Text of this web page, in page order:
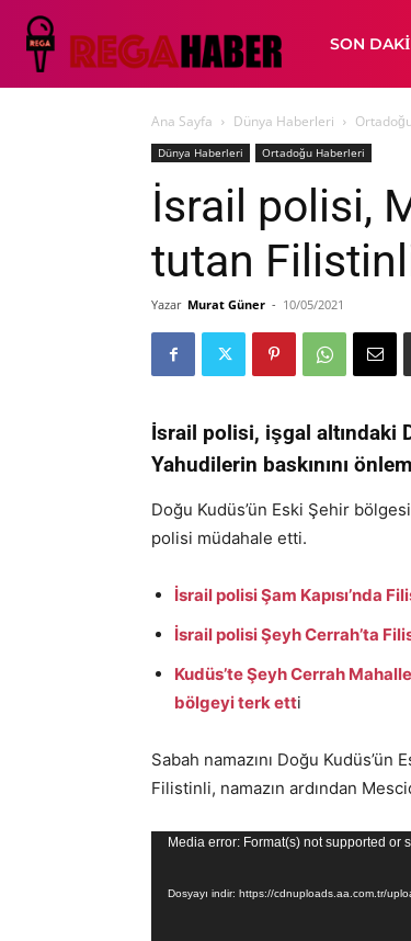
SON
Ana Sayfa Dünya Haberleri
Dünya Haberleri Ortadoğu Haberleri
İsrail polisi,
tutan
Yazar Murat Güner - 10/05/2021
İsrail polisi, işgal altındaki
Yahudilerin baskınını
Doğu Kudüs’ün Eski Şehir
polisi müdahale etti.
İsrail polisi Şam Kapısı’nda
İsrail polisi Şeyh Cerrah’ta
Kudüs’te Şeyh Cerrah
bölgeyi terk etti
Sabah namazını Doğu
Filistinli, namazın ardından
Video
Media error: Format(s) not supported or
Dosyayı indir: https://cdnuploads.aa.com.tr/